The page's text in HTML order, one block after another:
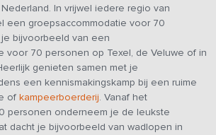
In vrijwel iedere regio van
een groepsaccommodatie voor 70
bijvoorbeeld van een
voor 70 personen op Texel, de Veluwe of in
genieten samen met je
een kennismakingskamp bij een ruime
of kampeerboerderij. Vanaf het
personen onderneem je de leukste
dacht je bijvoorbeeld van wadlopen in